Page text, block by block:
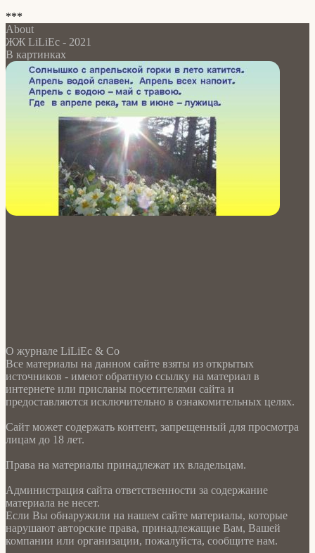
***
About
ЖЖ LiLiEc - 2021
В картинках
О журнале LiLiEc & Co
Все материалы на данном сайте взяты из открытых
источников - имеют обратную ссылку на материал в
интернете или присланы посетителями сайта и
предоставляются исключительно в ознакомительных целях.
Сайт может содержать контент, запрещенный для просмотра
лицам до 18 лет.
Права на материалы принадлежат их владельцам.
Администрация сайта ответственности за содержание
материала не несет.
Если Вы обнаружили на нашем сайте материалы, которые
нарушают авторские права, принадлежащие Вам, Вашей
компании или организации, пожалуйста, сообщите нам.